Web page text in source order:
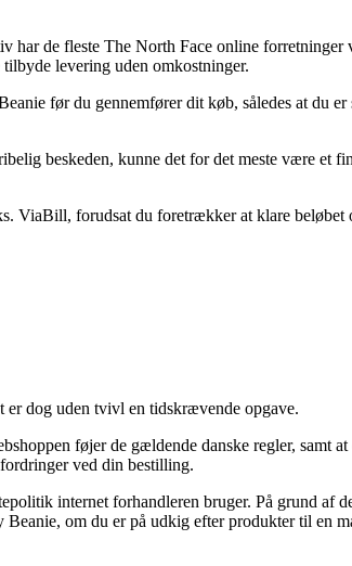
har de fleste The North Face online forretninger
levering uden omkostninger.
før du gennemfører dit køb, således at du er
beskeden, kunne det for det meste være et
ViaBill, forudsat du foretrækker at klare beløbet
er dog uden tvivl en tidskrævende opgave.
føjer de gældende danske regler, samt
ved din bestilling.
internet forhandleren bruger. På grund af
om du er på udkig efter produkter til en